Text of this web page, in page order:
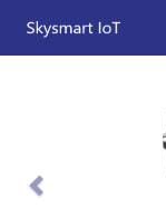
Previous